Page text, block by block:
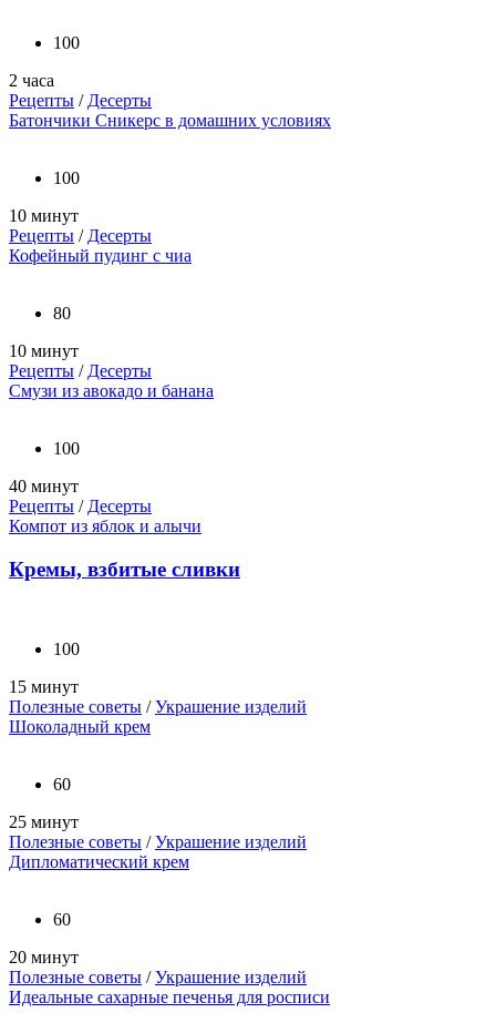
100
2 часа
Рецепты / Десерты
Батончики Сникерс в домашних условиях
100
10 минут
Рецепты / Десерты
Кофейный пудинг с чиа
80
10 минут
Рецепты / Десерты
Смузи из авокадо и банана
100
40 минут
Рецепты / Десерты
Компот из яблок и алычи
Кремы, взбитые сливки
100
15 минут
Полезные советы /Украшение изделий
Шоколадный крем
60
25 минут
Полезные советы /Украшение изделий
Дипломатический крем
60
20 минут
Полезные советы /Украшение изделий
Идеальные сахарные печенья для росписи